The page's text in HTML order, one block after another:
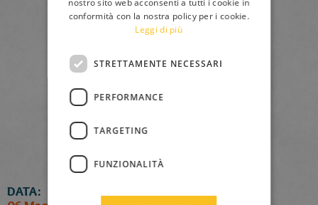
DATA:
FRENCH
nostro sito web acconsenti a tutti i cookie in
conformità con la nostra policy per i cookie.
Leggi di più
STRETTAMENTE NECESSARI
PERFORMANCE
TARGETING
FUNZIONALITÀ